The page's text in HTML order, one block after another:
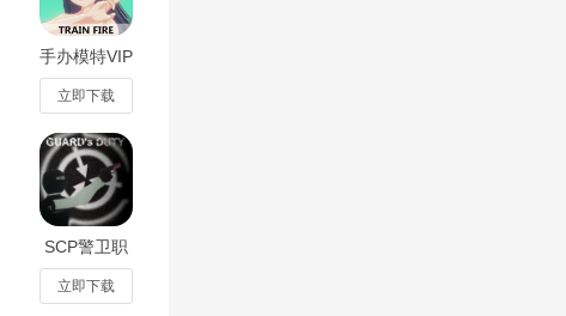
部落，最基本的
这有利于你村庄
自己的技术。部
极打部落战的成
多资源)
手办模特VIP
解锁版
v0.2.0最新
版
立即下载
SCP警卫职
责手机版
v0.1.5安卓
版
立即下载